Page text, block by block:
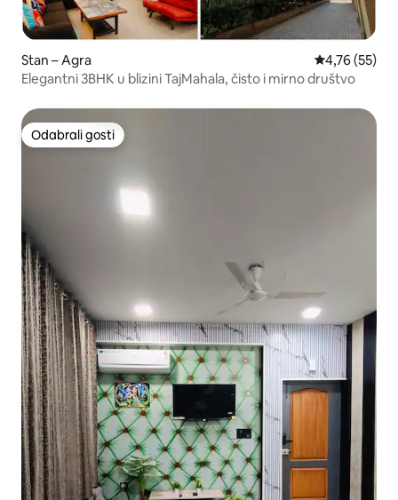
Stan – Agra Prosječna
4,76 (55)
Elegantni 3BHK u blizini TajMahala, čisto i mirno društvo
Odabrali gosti
Odabrali gosti